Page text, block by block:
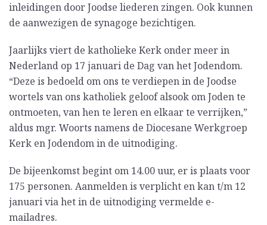
inleidingen door Joodse liederen zingen. Ook kunnen
de aanwezigen de synagoge bezichtigen.
Jaarlijks viert de katholieke Kerk onder meer in
Nederland op 17 januari de Dag van het Jodendom.
“Deze is bedoeld om ons te verdiepen in de Joodse
wortels van ons katholiek geloof alsook om Joden te
ontmoeten, van hen te leren en elkaar te verrijken,”
aldus mgr. Woorts namens de Diocesane Werkgroep
Kerk en Jodendom in de uitnodiging.
De bijeenkomst begint om 14.00 uur, er is plaats voor
175 personen. Aanmelden is verplicht en kan t/m 12
januari via het in de uitnodiging vermelde e-
mailadres.